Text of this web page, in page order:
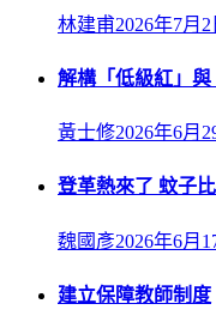
林建甫2026年7月2
解構「低級紅」
黃士修2026年6月
登革熱來了 蚊子
魏國彥2026年6月
建立保障教師制度